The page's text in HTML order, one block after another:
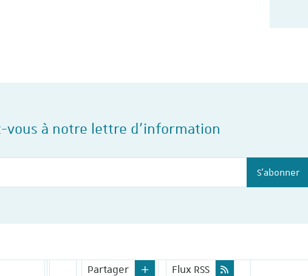
vous à notre lettre d'information
S'abonner
Partager Flux RSS